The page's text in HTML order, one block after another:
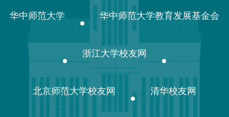
华中师范大学 华中师范大学教育发展基金会
浙江大学校友网
北京师范大学校友网 清华校友网